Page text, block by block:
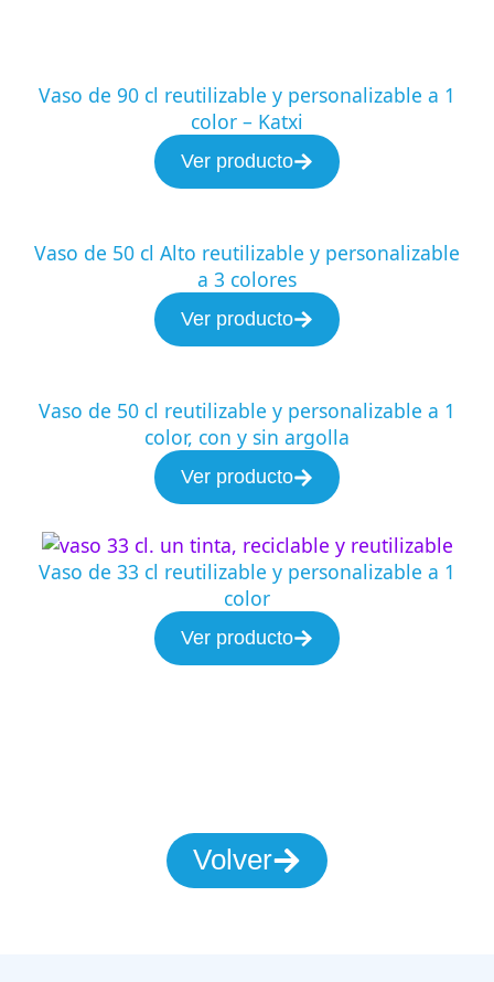
Vaso de 90 cl reutilizable y personalizable a 1
color – Katxi
Ver producto
Vaso de 50 cl Alto reutilizable y personalizable
a 3 colores
Ver producto
Vaso de 50 cl reutilizable y personalizable a 1
color, con y sin argolla
Ver producto
Vaso de 33 cl reutilizable y personalizable a 1
color
Ver producto
Volver